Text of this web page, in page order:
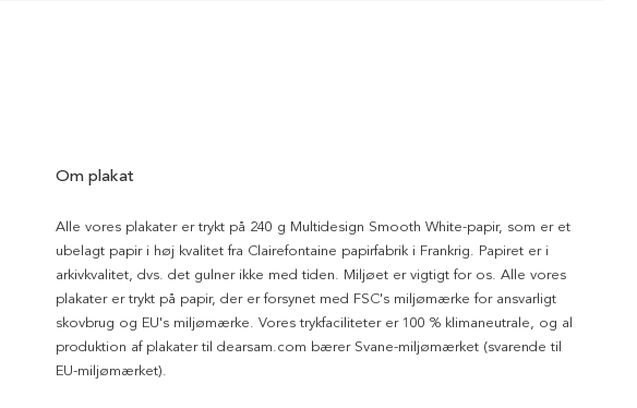
Om plakat
Alle vores plakater er trykt på 240 g Multidesign Smooth White-papir, som er et
ubelagt papir i høj kvalitet fra Clairefontaine papirfabrik i Frankrig. Papiret er i
arkivkvalitet, dvs. det gulner ikke med tiden. Miljøet er vigtigt for os. Alle vores
plakater er trykt på papir, der er forsynet med FSC's miljømærke for ansvarligt
skovbrug og EU's miljømærke. Vores trykfaciliteter er 100 % klimaneutrale, og al
produktion af plakater til dearsam.com bærer Svane-miljømærket (svarende til
EU-miljømærket).